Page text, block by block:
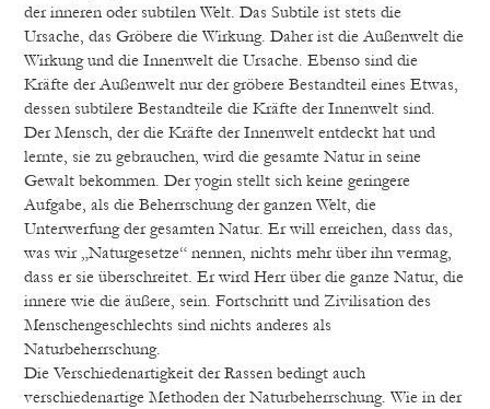
der inneren oder subtilen Welt. Das Subtile ist stets die
Ursache, das Gröbere die Wirkung. Daher ist die Außenwelt die
Wirkung und die Innenwelt die Ursache. Ebenso sind die
Kräfte der Außenwelt nur der gröbere Bestandteil eines Etwas,
dessen subtilere Bestandteile die Kräfte der Innenwelt sind.
Der Mensch, der die Kräfte der Innenwelt entdeckt hat und
lernte, sie zu gebrauchen, wird die gesamte Natur in seine
Gewalt bekommen. Der yogin stellt sich keine geringere
Aufgabe, als die Beherrschung der ganzen Welt, die
Unterwerfung der gesamten Natur. Er will erreichen, dass das,
was wir „Naturgesetze“ nennen, nichts mehr über ihn vermag,
dass er sie überschreitet. Er wird Herr über die ganze Natur, die
innere wie die äußere, sein. Fortschritt und Zivilisation des
Menschengeschlechts sind nichts anderes als
Naturbeherrschung.
Die Verschiedenartigkeit der Rassen bedingt auch
verschiedenartige Methoden der Naturbeherrschung. Wie in der